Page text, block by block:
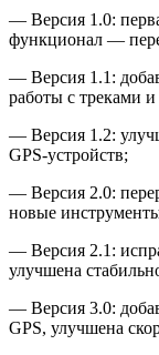
— Версия 1.0:
функционал —
— Версия 1.1:
работы с треками
— Версия 1.2:
GPS-устройств;
— Версия 2.0:
новые
— Версия 2.1:
улучшена
— Версия 3.0:
GPS, улучшена